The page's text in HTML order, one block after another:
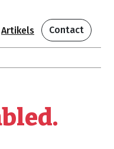
Artikels Contact